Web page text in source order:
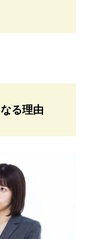
る理由